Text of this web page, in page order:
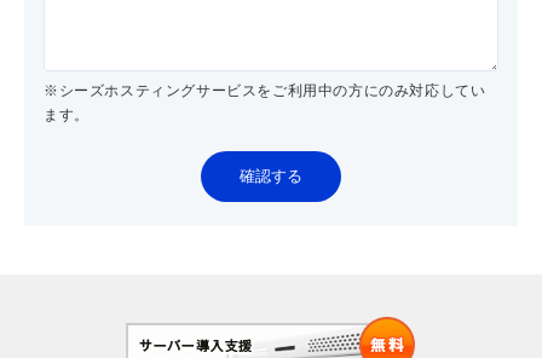
※シーズホスティングサービスをご利用中の方にのみ対応してい
ます。
確認する